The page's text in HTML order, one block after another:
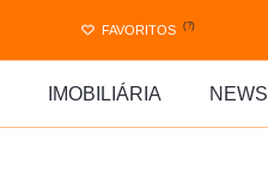
FAVORITOS (?)
IMOBILIÁRIA NEWS